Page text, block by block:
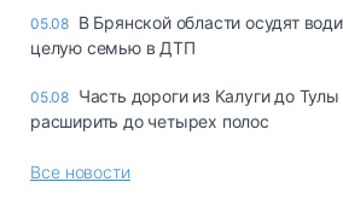
05.08 В Брянской области осудят
целую семью в ДТП
05.08 Часть дороги из Калуги до
расширить до четырех полос
Все новости